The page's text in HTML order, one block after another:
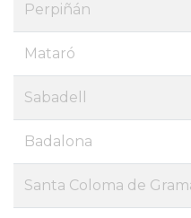
Perpiñán
Mataró
Sabadell
Badalona
Santa Coloma de